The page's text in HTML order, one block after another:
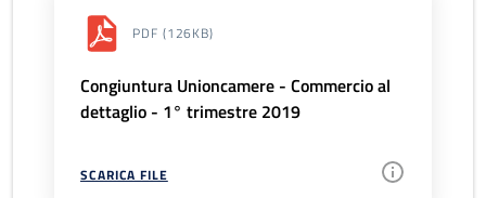
PDF (126KB)
Congiuntura Unioncamere - Commercio al
dettaglio - 1° trimestre 2019
SCARICA FILE